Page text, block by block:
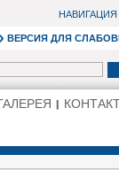
ВЕРСИЯ ДЛЯ